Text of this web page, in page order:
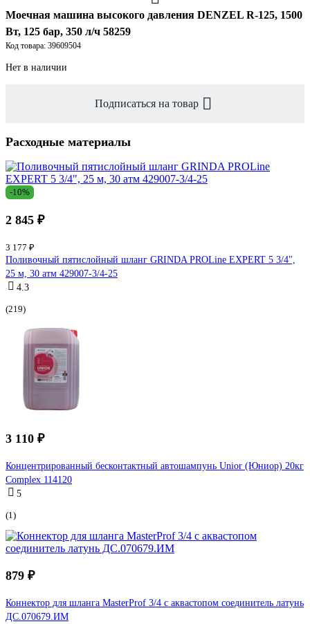
Моечная машина высокого давления DENZEL R-125, 1500
Вт, 125 бар, 350 л/ч 58259
Код товара: 39609504
Нет в наличии
Подписаться на товар
Расходные материалы
-10%
2 845 ₽
3 177 ₽
Поливочный пятислойный шланг GRINDA PROLine EXPERT 5 3/4",
25 м, 30 атм 429007-3/4-25
4.3
(219)
3 110 ₽
Концентрированный бесконтактный автошампунь Unior (Юниор) 20кг
Complex 114120
5
(1)
879 ₽
Коннектор для шланга MasterProf 3/4 с аквастопом соединитель латунь
ДС.070679.ИМ